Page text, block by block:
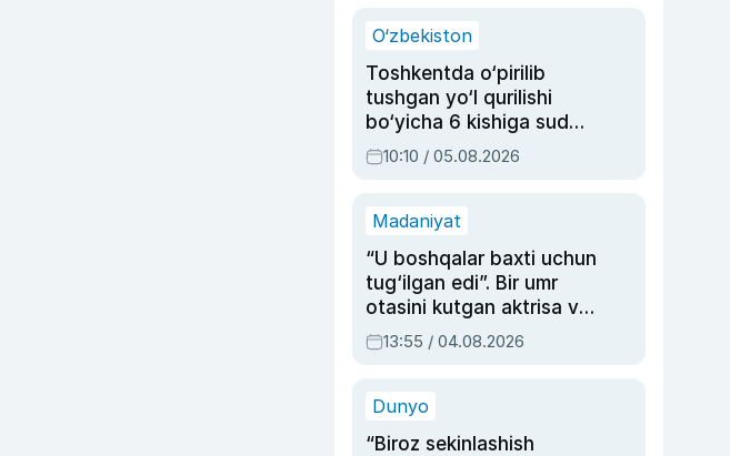
O‘zbekiston
Toshkentda o‘pirilib
tushgan yo‘l qurilishi
bo‘yicha 6 kishiga sud
hukmi o‘qildi
10:10 / 05.08.2026
Madaniyat
“U boshqalar baxti uchun
tug‘ilgan edi”. Bir umr
otasini kutgan aktrisa va
dublyaj ustasi Rimma
Ahmedovaning
13:55 / 04.08.2026
Dunyo
“Biroz sekinlashish